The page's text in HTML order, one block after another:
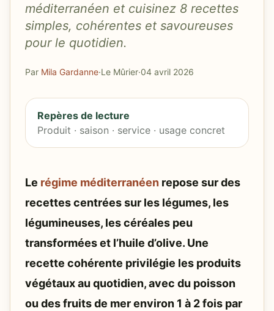
méditerranéen et cuisinez 8 recettes
simples, cohérentes et savoureuses
pour le quotidien.
Par Mila Gardanne·Le Mûrier·04 avril 2026
Repères de lecture
Produit · saison · service · usage concret
Le régime méditerranéen repose sur des
recettes centrées sur les légumes, les
légumineuses, les céréales peu
transformées et l’huile d’olive. Une
recette cohérente privilégie les produits
végétaux au quotidien, avec du poisson
ou des fruits de mer environ 1 à 2 fois par